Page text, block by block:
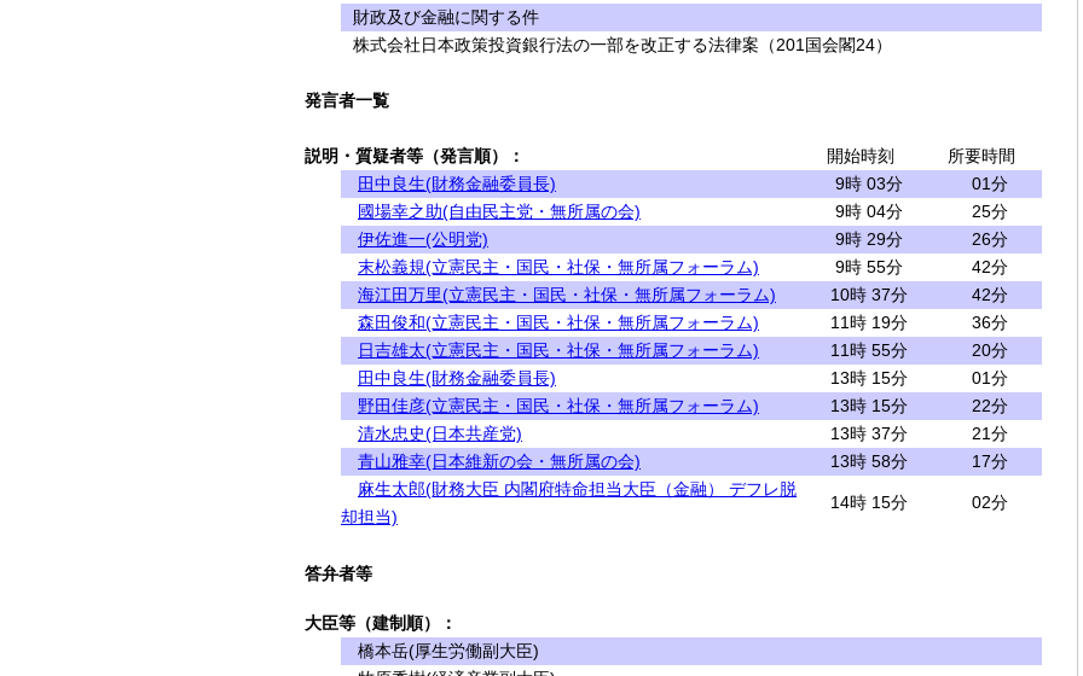
財政及び金融に関する件
株式会社日本政策投資銀行法の一部を改正する法律案（201国会閣24）
発言者一覧
説明・質疑者等（発言順）： 開始時刻
所要時間
田中良生(財務金融委員長)
9時 03分
01分
國場幸之助(自由民主党・無所属の会)
9時 04分
25分
伊佐進一(公明党)
9時 29分
26分
末松義規(立憲民主・国民・社保・無所属フォーラム)
9時 55分
42分
海江田万里(立憲民主・国民・社保・無所属フォーラム)
10時 37分
42分
森田俊和(立憲民主・国民・社保・無所属フォーラム)
11時 19分
36分
日吉雄太(立憲民主・国民・社保・無所属フォーラム)
11時 55分
20分
田中良生(財務金融委員長)
13時 15分
01分
野田佳彦(立憲民主・国民・社保・無所属フォーラム)
13時 15分
22分
清水忠史(日本共産党)
13時 37分
21分
青山雅幸(日本維新の会・無所属の会)
13時 58分
17分
麻生太郎(財務大臣 内閣府特命担当大臣（金融） デフレ脱
却担当)
14時 15分 02分
答弁者等
大臣等（建制順）：
橋本岳(厚生労働副大臣)